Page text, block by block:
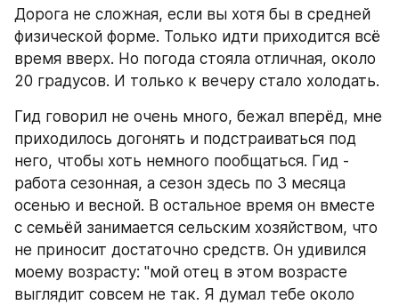
Дорога не сложная, если вы хотя бы в средней
физической форме. Только идти приходится всё
время вверх. Но погода стояла отличная, около
20 градусов. И только к вечеру стало холодать.
Гид говорил не очень много, бежал вперёд, мне
приходилось догонять и подстраиваться под
него, чтобы хоть немного пообщаться. Гид -
работа сезонная, а сезон здесь по 3 месяца
осенью и весной. В остальное время он вместе
с семьёй занимается сельским хозяйством, что
не приносит достаточно средств. Он удивился
моему возрасту: "мой отец в этом возрасте
выглядит совсем не так. Я думал тебе около